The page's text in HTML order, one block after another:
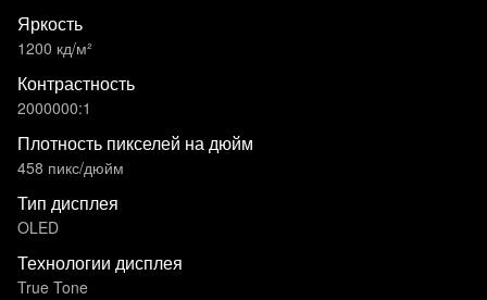
Яркость
1200 кд/м²
Контрастность
2000000:1
Плотность пикселей на дюйм
458 пикс/дюйм
Тип дисплея
OLED
Технологии дисплея
True Tone